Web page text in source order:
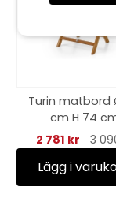
Turin matbord
cm H 74
2 781 kr
3
Lägg i